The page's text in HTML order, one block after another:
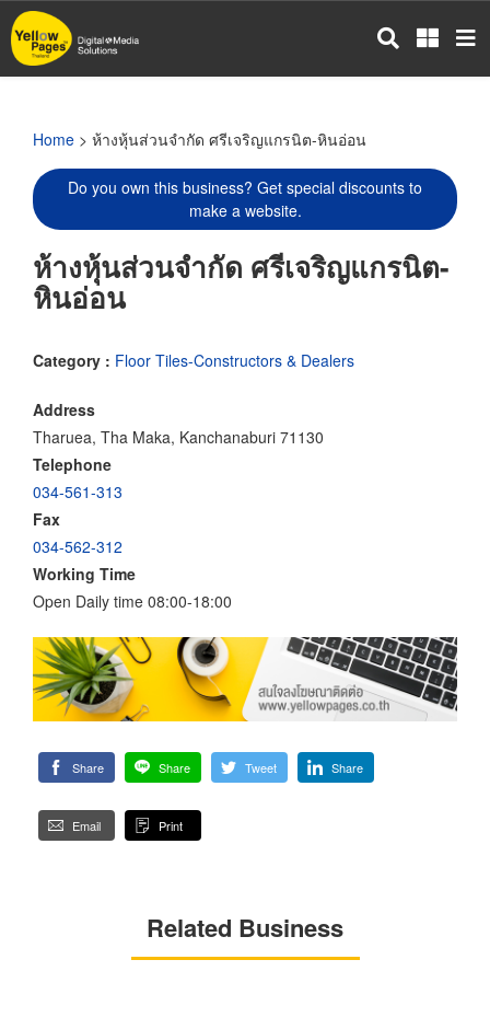
Skip
to
main
Home > ห้างหุ้นส่วนจำกัด ศรีเจริญแกรนิต-หินอ่อน
Do you own this business? Get special discounts to
make a website.
ห้างหุ้นส่วนจำกัด ศรีเจริญแกรนิต-
หินอ่อน
Category : Floor Tiles-Constructors & Dealers
Address
Tharuea, Tha Maka, Kanchanaburi 71130
Telephone
034-561-313
Fax
034-562-312
Working Time
Open Daily time 08:00-18:00
Share Share Tweet Share
Email Print
Related Business